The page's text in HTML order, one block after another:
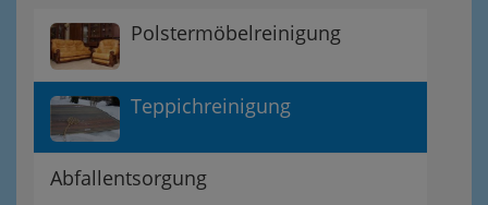
Polstermöbelreinigung
Teppichreinigung
Abfallentsorgung